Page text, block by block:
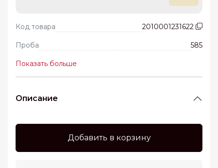
Код товара 2010001231622
Проба 585
Показать больше
Описание
Добавить в корзину